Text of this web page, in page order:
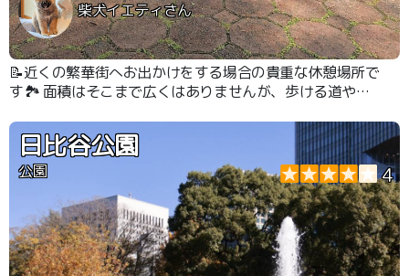
柴犬イエティさん
📝近くの繁華街へお出かけをする場合の貴重な休憩場所で
す🏞 面積はそこまで広くはありませんが、歩ける道や見
ができるのが良いです👍
日比谷公園
公園 4